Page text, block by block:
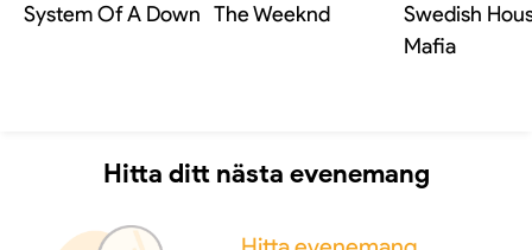
System Of A Down The Weeknd
Swedish
Mafia
Hitta ditt nästa evenemang